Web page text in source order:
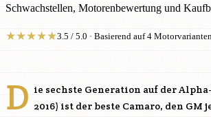
Schwachstellen, Motorenbewertung und
★★★★★3.5 / 5.0 · Basierend auf 4
D ie sechste Generation auf der
2016) ist der beste Camaro, den GM